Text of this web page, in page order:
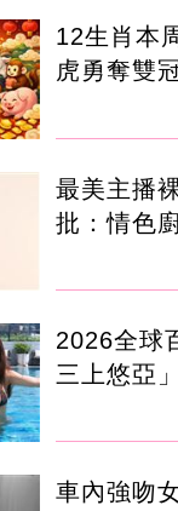
12生肖本
虎勇奪雙
最美主播
批：情色
2026全球
三上悠亞
車內強吻